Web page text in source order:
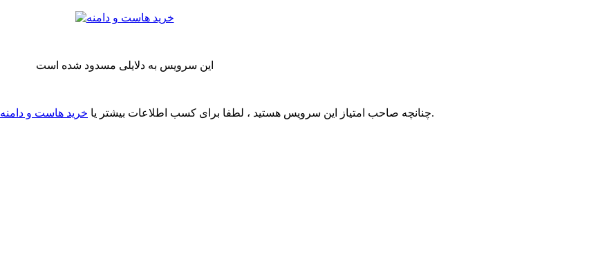
این سرویس به دلایلی مسدود شده است
چنانچه صاحب امتیاز این سرویس هستید ، لطفا برای کسب اطلاعات بیشتر یا خرید هاست و دامنه با شرکت سرورپارس تماس حاصل نمایید.